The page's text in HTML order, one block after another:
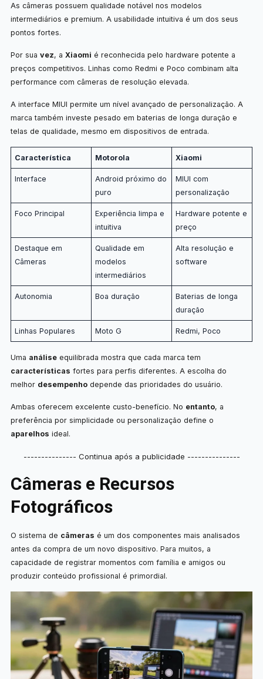
As câmeras possuem qualidade notável nos modelos
intermediários e premium. A usabilidade intuitiva é um dos seus
pontos fortes.
Por sua vez, a Xiaomi é reconhecida pelo hardware potente a
preços competitivos. Linhas como Redmi e Poco combinam alta
performance com câmeras de resolução elevada.
A interface MIUI permite um nível avançado de personalização. A
marca também investe pesado em baterias de longa duração e
telas de qualidade, mesmo em dispositivos de entrada.
Característica Motorola Xiaomi
Interface
Android próximo do
puro
MIUI com
personalização
Foco Principal
Experiência limpa e
intuitiva
Hardware potente e
preço
Destaque em
Câmeras
Qualidade em
modelos
intermediários
Alta resolução e
software
Autonomia Boa duração
Baterias de longa
duração
Linhas Populares Moto G Redmi, Poco
Uma análiseequilibrada mostra que cada marca tem
características fortes para perfis diferentes. A escolha do
melhor desempenhodepende das prioridades do usuário.
Ambas oferecem excelente custo-benefício. No entanto, a
preferência por simplicidade ou personalização define o
aparelhos ideal.
--------------- Continua após a publicidade ---------------
Câmeras e Recursos
Fotográficos
O sistema de câmeras é um dos componentes mais analisados
antes da compra de um novo dispositivo. Para muitos, a
capacidade de registrar momentos com família e amigos ou
produzir conteúdo profissional é primordial.